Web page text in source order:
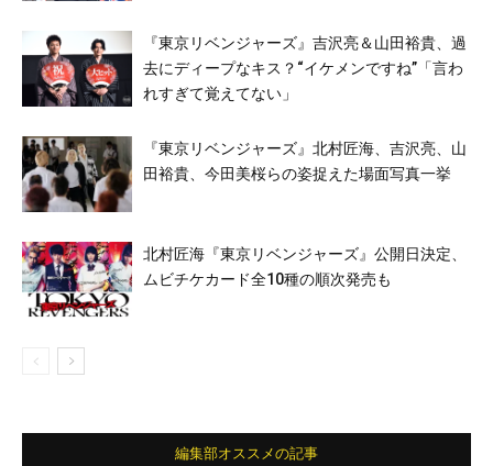
『東京リベンジャーズ』吉沢亮＆山田裕貴、過
去にディープなキス？“イケメンですね”「言わ
れすぎて覚えてない」
『東京リベンジャーズ』北村匠海、吉沢亮、山
田裕貴、今田美桜らの姿捉えた場面写真一挙
北村匠海『東京リベンジャーズ』公開日決定、
ムビチケカード全10種の順次発売も
編集部オススメの記事